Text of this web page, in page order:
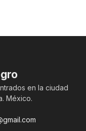
en la ciudad
México.